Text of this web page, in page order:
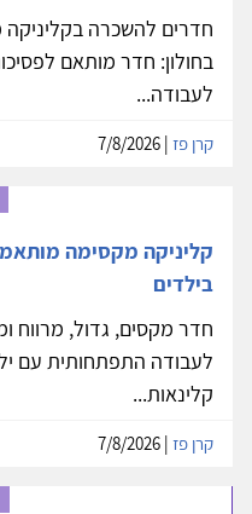
חדרים להשכרה
בחולון: חדר מותאם
לעבודה...
קרן פז
קליניקה מקסימה
בילדים
חדר מקסים, גדול, מרווח
לעבודה התפתחותית עם
קלינאות...
קרן פז